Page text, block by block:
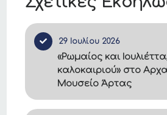
29 Ιουλίου 2026
«Ρωμαίος και
καλοκαιριού» στο
Μουσείο Άρτας